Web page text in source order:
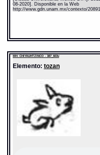
08-2020]. Disponible en la Web
http://www.gdn.unam.mx/contexto/20891
MH: CHIYAUHTZINCO - 387_603v
Elemento: tozan